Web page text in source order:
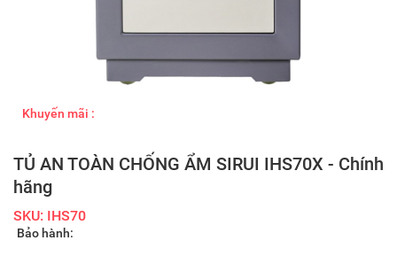
Khuyến mãi :
TỦ AN TOÀN CHỐNG ẨM SIRUI IHS70X - Chính
hãng
SKU: IHS70
Bảo hành: